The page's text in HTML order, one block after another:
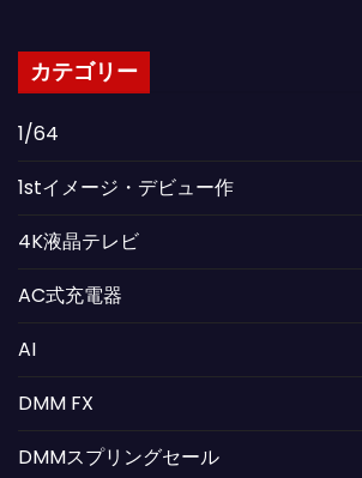
カテゴリー
1/64
1stイメージ・デビュー作
4K液晶テレビ
AC式充電器
AI
DMM FX
DMMスプリングセール